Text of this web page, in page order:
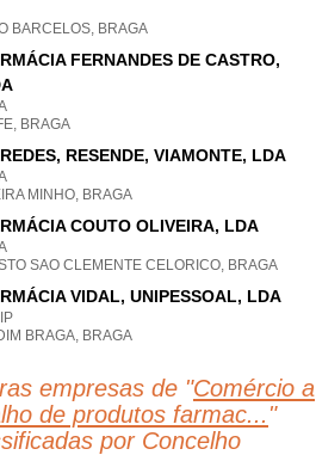
BARCELOS, BRAGA
FERNANDES DE CASTRO,
BRAGA
RESENDE, VIAMONTE, LDA
MINHO, BRAGA
COUTO OLIVEIRA, LDA
SAO CLEMENTE CELORICO, BRAGA
VIDAL, UNIPESSOAL, LDA
BRAGA, BRAGA
empresas de "Comércio a
de produtos farmac... "
por Concelho